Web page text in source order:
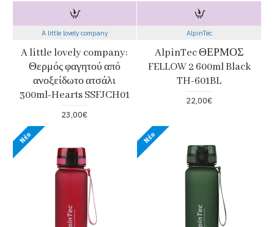
A little lovely company
A little lovely company:
Θερμός φαγητού από
ανοξείδωτο ατσάλι
300ml-Hearts SSFJCH01
23,00€
AlpinTec
AlpinTec ΘΕΡΜΟΣ
FELLOW 2 600ml Black
TH-601BL
22,00€
Νέο Νέο